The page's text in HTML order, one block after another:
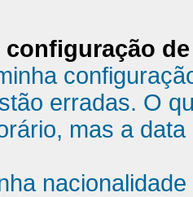
configuração
erradas. O
mas a